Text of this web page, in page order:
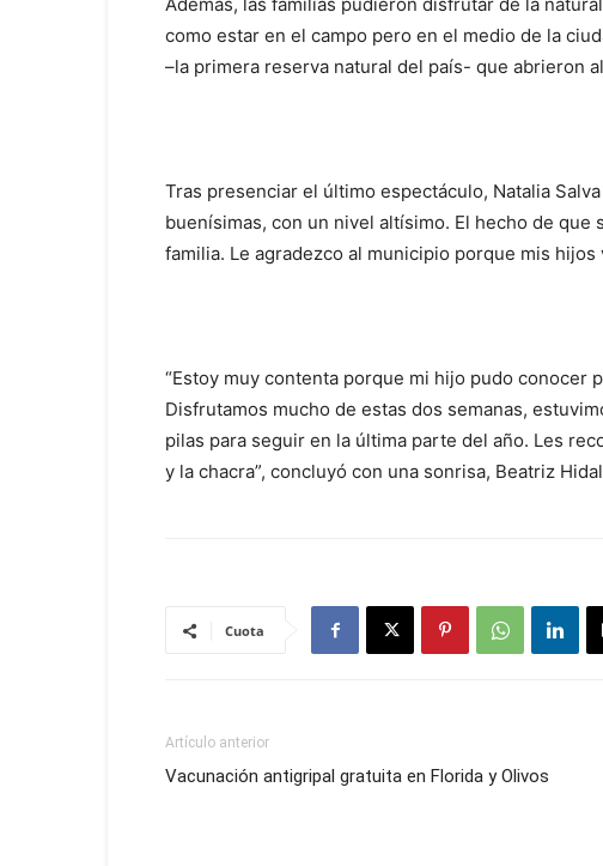
como estar en el campo pero en el medio de la
–la primera reserva natural del país- que abrieron
Tras presenciar el último espectáculo, Natalia
buenísimas, con un nivel altísimo. El hecho de
familia. Le agradezco al municipio porque mis
“Estoy muy contenta porque mi hijo pudo conocer
Disfrutamos mucho de estas dos semanas,
pilas para seguir en la última parte del año. Les
y la chacra”, concluyó con una sonrisa, Beatriz
Cuota
Artículo anterior
Vacunación antigripal gratuita en Florida y Olivos